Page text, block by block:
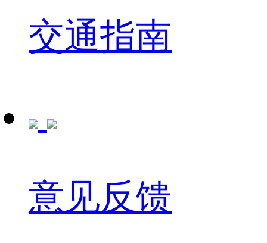
交通指南
意见反馈